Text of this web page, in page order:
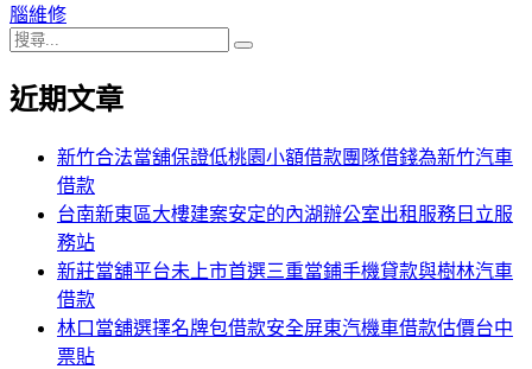
導
覽
章:
腦維修
搜
關
近期文章
新竹合法當舖保證低桃園小額借款團隊借錢為新竹汽車
借款
台南新東區大樓建案安定的內湖辦公室出租服務日立服
務站
新莊當舖平台未上市首選三重當鋪手機貸款與樹林汽車
借款
林口當舖選擇名牌包借款安全屏東汽機車借款估價台中
票貼